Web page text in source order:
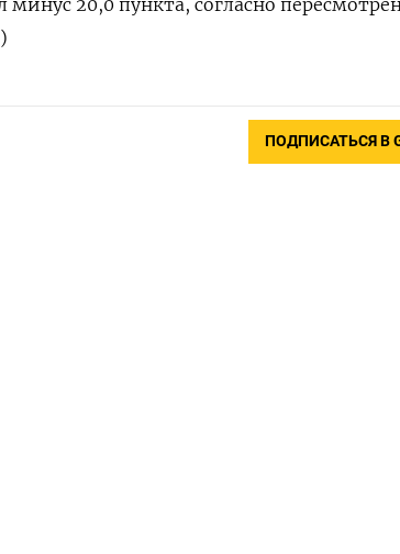
минус 20,0 пункта, согласно
ПОДПИСАТЬСЯ В